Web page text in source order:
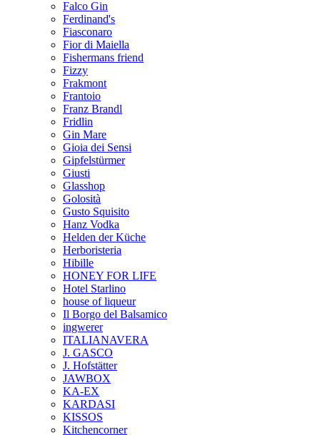
Falco Gin
Ferdinand's
Fiasconaro
Fior di Maiella
Fishermans friend
Fizzy
Frakmont
Frantoio
Franz Brandl
Fridlin
Gin Mare
Gioia dei Sensi
Gipfelstürmer
Giusti
Glasshop
Golosità
Gusto Squisito
Hanz Vodka
Helden der Küche
Herboristeria
Hibille
HONEY FOR LIFE
Hotel Starlino
house of liqueur
Il Borgo del Balsamico
ingwerer
ITALIANAVERA
J. GASCO
J. Hofstätter
JAWBOX
KA-EX
KARDASI
KISSOS
Kitchencorner